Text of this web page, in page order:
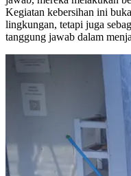
Kegiatan kebersihan ini
lingkungan, tetapi juga
tanggung jawab dalam